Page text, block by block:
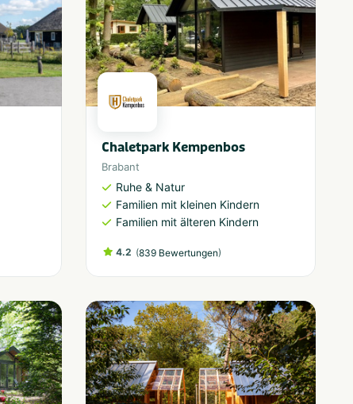
Chaletpark Kempenbos
Brabant
Ruhe & Natur
Familien mit kleinen Kindern
Familien mit älteren Kindern
4.2 (839 Bewertungen)